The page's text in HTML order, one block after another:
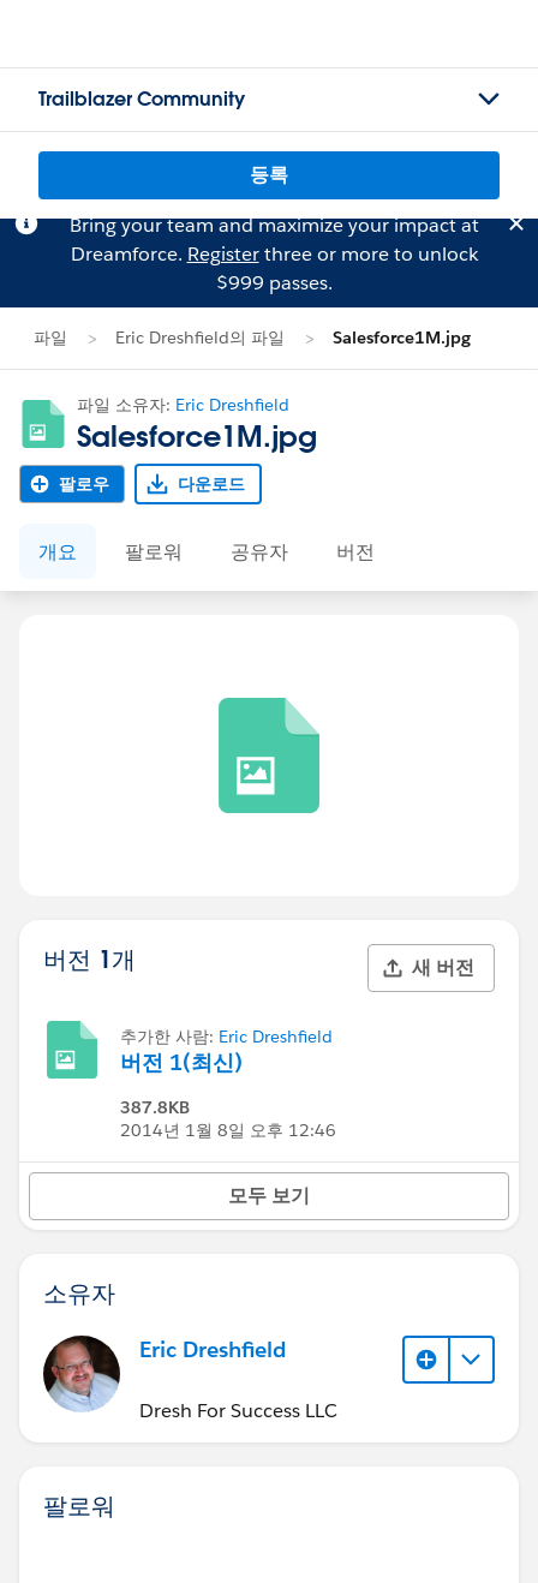
Trailblazer Community
등록
Bring your team and maximize your impact at
Dreamforce. Registerthree or more to unlock
$999 passes.
파일 Eric Dreshfield의 파일 Salesforce1M.jpg
파일 소유자: Eric Dreshfield
Salesforce1M.jpg
팔로우 다운로드
개요 팔로워 공유자 버전
버전 1개 새 버전
추가한 사람: Eric Dreshfield
버전 1(최신)
387.8KB
2014년 1월 8일 오후 12:46
모두 보기
소유자
Eric Dreshfield
Dresh For Success LLC
팔로워